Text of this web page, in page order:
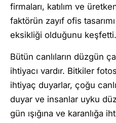
firmaları, katılım ve
faktörün zayıf ofis
eksikliği olduğunu keşfetti.
Bütün canlıların düzgün
ihtiyacı vardır. Bitkiler
ihtiyaç duyarlar, çoğu
duyar ve insanlar uyku
gün ışığına ve karanlığa